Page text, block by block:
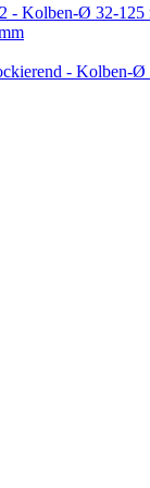
- Kolben-Ø 32-125
- Kolben-Ø